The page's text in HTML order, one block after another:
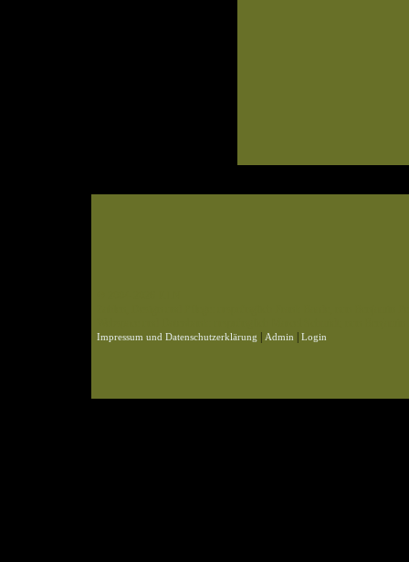
Impressum und Datenschutzerklärung Admin Login